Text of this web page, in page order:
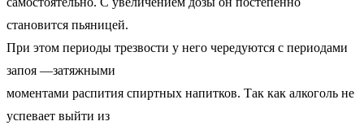
становится пьяницей.
При этом периоды трезвости у него чередуются с периодами
запоя —затяжными
моментами распития спиртных напитков. Так как алкоголь не
успевает выйти из